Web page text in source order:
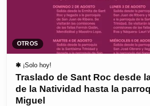
OTROS
✱ ¡Solo hoy!
Traslado de Sant Roc desde
de la Natividad hasta la
Miguel